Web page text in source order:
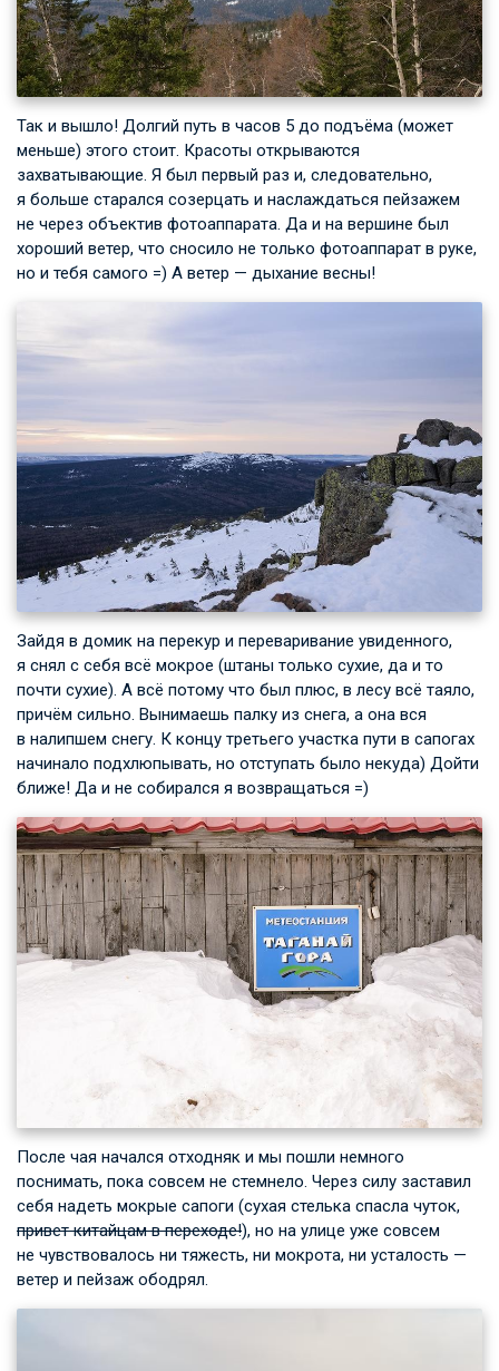
Так и вышло! Долгий путь в часов 5 до подъёма (может
меньше) этого стоит. Красоты открываются
захватывающие. Я был первый раз и, следовательно,
я больше старался созерцать и наслаждаться пейзажем
не через объектив фотоаппарата. Да и на вершине был
хороший ветер, что сносило не только фотоаппарат в руке,
но и тебя самого =) А ветер — дыхание весны!
Зайдя в домик на перекур и переваривание увиденного,
я снял с себя всё мокрое (штаны только сухие, да и то
почти сухие). А всё потому что был плюс, в лесу всё таяло,
причём сильно. Вынимаешь палку из снега, а она вся
в налипшем снегу. К концу третьего участка пути в сапогах
начинало подхлюпывать, но отступать было некуда) Дойти
ближе! Да и не собирался я возвращаться =)
После чая начался отходняк и мы пошли немного
поснимать, пока совсем не стемнело. Через силу заставил
себя надеть мокрые сапоги (сухая стелька спасла чуток,
привет китайцам в переходе!), но на улице уже совсем
не чувствовалось ни тяжесть, ни мокрота, ни усталость —
ветер и пейзаж ободрял.